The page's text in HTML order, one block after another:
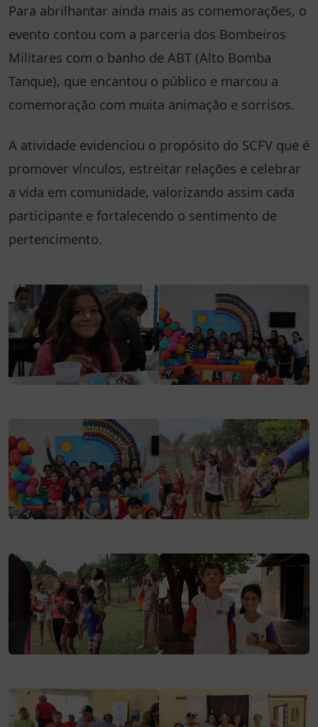
Para abrilhantar ainda mais as comemorações, o
evento contou com a parceria dos Bombeiros
Militares com o banho de ABT (Alto Bomba
Tanque), que encantou o público e marcou a
comemoração com muita animação e sorrisos.
A atividade evidenciou o propósito do SCFV que é
promover vínculos, estreitar relações e celebrar
a vida em comunidade, valorizando assim cada
participante e fortalecendo o sentimento de
pertencimento.